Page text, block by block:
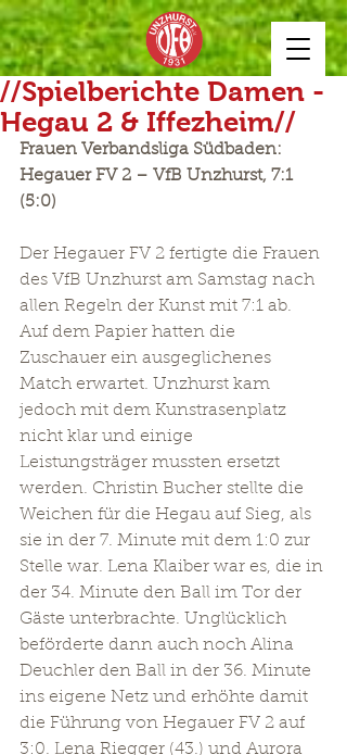
//Spielberichte Damen -
Hegau 2 & Iffezheim//
Frauen Verbandsliga Südbaden:
Hegauer FV 2 – VfB Unzhurst, 7:1
(5:0)
Der Hegauer FV 2 fertigte die Frauen
des VfB Unzhurst am Samstag nach
allen Regeln der Kunst mit 7:1 ab.
Auf dem Papier hatten die
Zuschauer ein ausgeglichenes
Match erwartet. Unzhurst kam
jedoch mit dem Kunstrasenplatz
nicht klar und einige
Leistungsträger mussten ersetzt
werden. Christin Bucher stellte die
Weichen für die Hegau auf Sieg, als
sie in der 7. Minute mit dem 1:0 zur
Stelle war. Lena Klaiber war es, die in
der 34. Minute den Ball im Tor der
Gäste unterbrachte. Unglücklich
beförderte dann auch noch Alina
Deuchler den Ball in der 36. Minute
ins eigene Netz und erhöhte damit
die Führung von Hegauer FV 2 auf
3:0. Lena Riegger (43.) und Aurora